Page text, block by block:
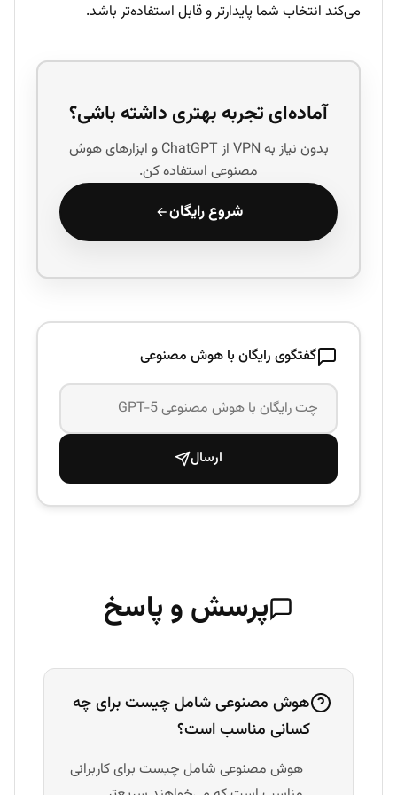
می‌کند انتخاب شما پایدارتر و قابل استفاده‌تر باشد.
آماده‌ای تجربه بهتری داشته باشی؟
بدون نیاز به VPN از ChatGPT و ابزارهای هوش
مصنوعی استفاده کن.
شروع رایگان
گفتگوی رایگان با هوش مصنوعی
ارسال
پرسش و پاسخ
هوش مصنوعی شامل چیست برای چه
کسانی مناسب است؟
هوش مصنوعی شامل چیست برای کاربرانی